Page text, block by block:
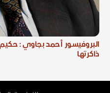
البروفيسور أحمد بجاوي : حكيم
ذاكرتها